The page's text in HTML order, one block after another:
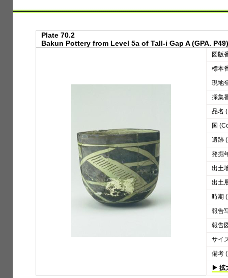
Plate 70.2
Bakun Pottery from Level 5a of Tall-i Gap A (GPA. P49)
図版
標本
現地
採集
品名
国
遺跡
発掘
出土
出土
時期
報告
報告
サイ
備考
▶ 拡